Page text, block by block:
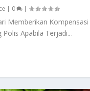
| 0 |
Memberikan Kompensasi
Apabila Terjadi...